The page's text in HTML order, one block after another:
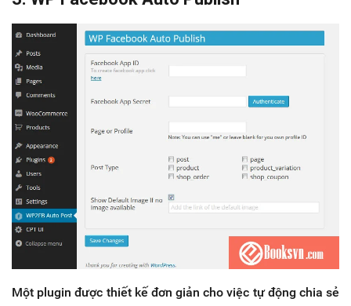
Một plugin được thiết kế đơn giản cho việc tự động chia sẻ